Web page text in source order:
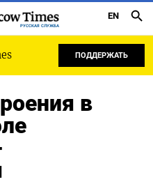
РУССКАЯ СЛУЖБА
EN
ПОДДЕРЖАТЬ
в